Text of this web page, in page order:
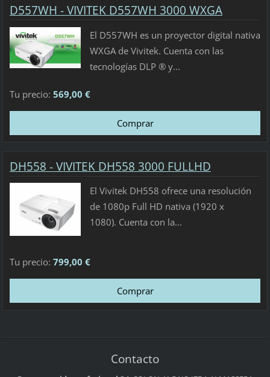
D557WH - VIVITEK D557WH 3000 WXGA
El D557WH es un proyector digital nativa
WXGA de Vivitek. Cuenta con las
tecnologías DLP ® y...
Tu precio: 569,00 €
DH558 - VIVITEK DH558 3000 FULLHD
El Vivitek DH558 ofrece una resolución
de 1080p Full HD nativa (1920 x
1080). Cuenta con la...
Tu precio: 799,00 €
Contacto